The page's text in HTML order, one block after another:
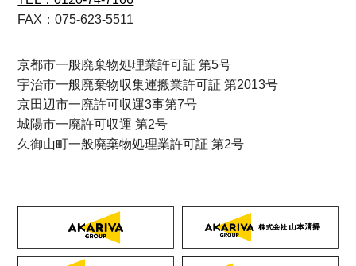
FAX：075-623-5511
京都市一般廃棄物処理業許可証 第5号
宇治市一般廃棄物収集運搬業許可証 第2013号
京田辺市一廃許可収運3事第7号
城陽市一廃許可収運 第2号
久御山町一般廃棄物処理業許可証 第2号